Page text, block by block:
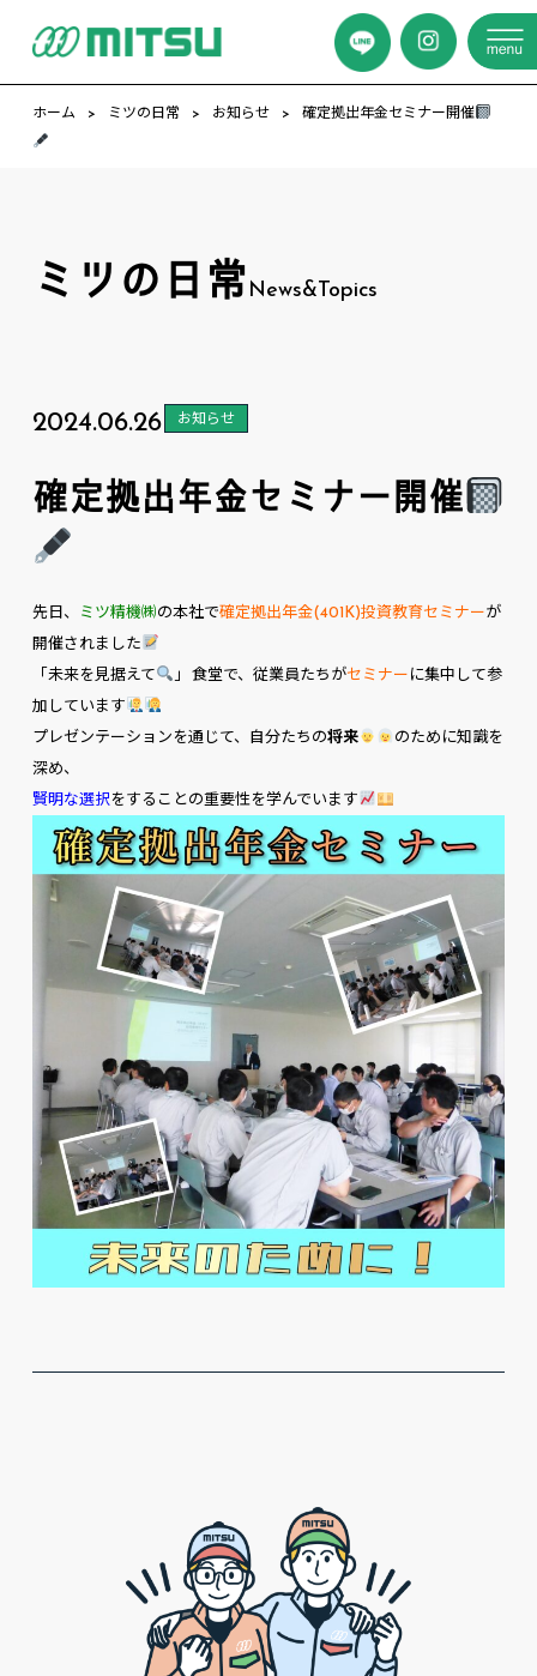
ホーム ミツの日常 お知らせ 確定拠出年金セミナー開催
ミツの日常News&Topics
2024.06.26 お知らせ
確定拠出年金セミナー開催
先日、 ミツ精機㈱の本社で確定拠出年金(401K)投資教育セミナーが
開催されました
「未来を見据えて 」 食堂で、従業員たちがセミナーに集中して参
加しています
プレゼンテーションを通じて、自分たちの将来
のために知識を
深め、
賢明な選択をすることの重要性を学んでいます